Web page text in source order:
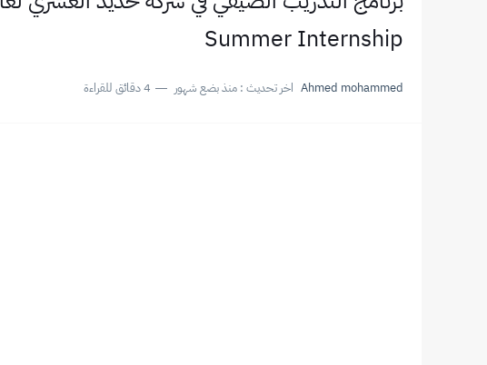
Summer Internship
Ahmed mohammed اخر تحديث : منذ بضع شهور 4 دقائق للقراءة